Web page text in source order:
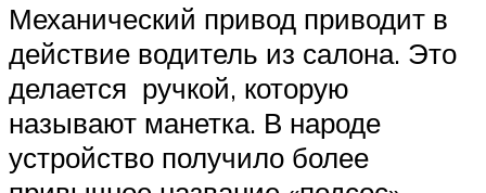
Механический привод приводит в
действие водитель из салона. Это
делается ручкой, которую
называют манетка. В народе
устройство получило более